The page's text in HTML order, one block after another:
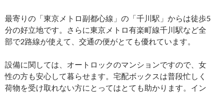
最寄りの「東京メトロ副都心線」の「千川駅」からは徒歩5
分の好立地です。さらに東京メトロ有楽町線千川駅など全
部で2路線が使えて、交通の便がとても優れています。
設備に関しては、オートロックのマンションですので、女
性の方も安心して暮らせます。宅配ボックスは普段忙しく
荷物を受け取れない方にとってはとても助かります。イン